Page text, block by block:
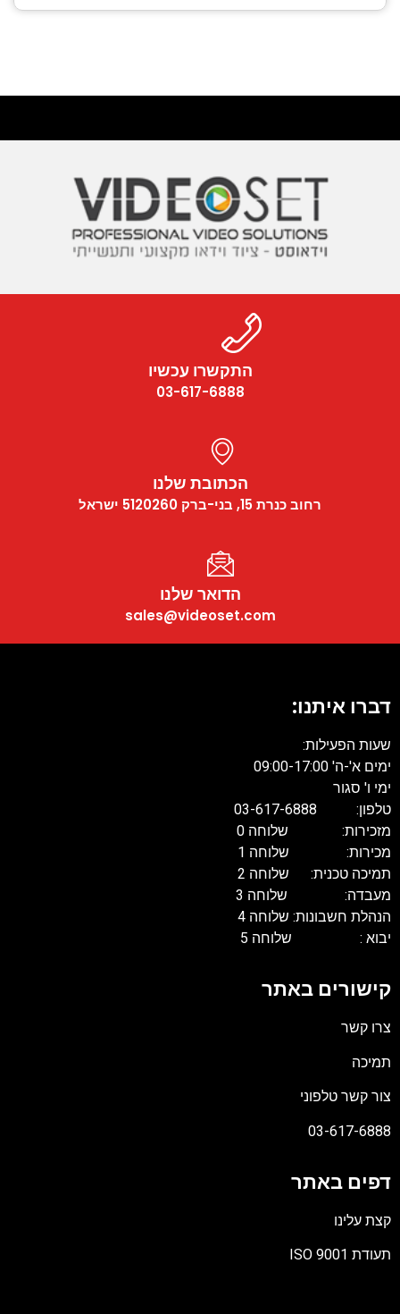
התקשרו עכשיו
03-617-6888
הכתובת שלנו
רחוב כנרת 15, בני-ברק 5120260 ישראל
הדואר שלנו
sales@videoset.com
דברו איתנו:
שעות הפעילות:
ימים א'-ה' 09:00-17:00
ימי ו' סגור
טלפון: 03-617-6888
מזכירות: שלוחה 0
מכירות: שלוחה 1
תמיכה טכנית: שלוחה 2
מעבדה: שלוחה 3
הנהלת חשבונות: שלוחה 4
יבוא : שלוחה 5
קישורים באתר
צרו קשר
תמיכה
צור קשר טלפוני
03-617-6888
דפים באתר
קצת עלינו
תעודת ISO 9001